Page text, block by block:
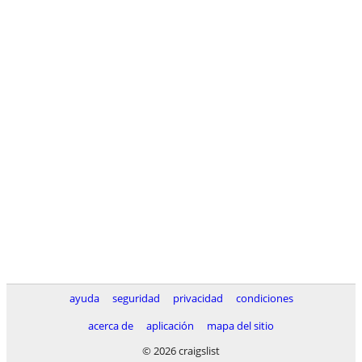
ayuda seguridad privacidad
condiciones
acerca de
aplicación
mapa del sitio
© 2026 craigslist